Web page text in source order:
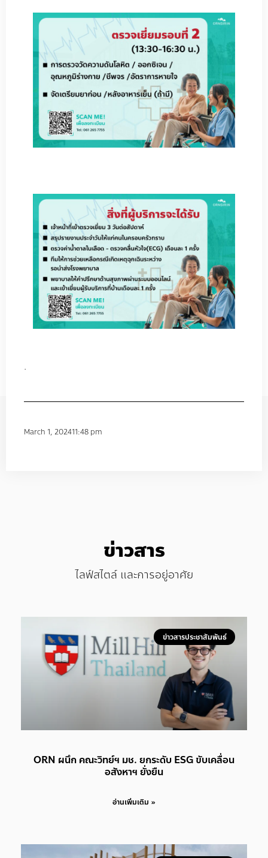
.
March 1, 202411:48 pm
ข่าวสาร
ไลฟ์สไตล์ และการอยู่อาศัย
ข่าวสารประชาสัมพันธ์
ORN ผนึก คณะวิทย์ฯ มช. ยกระดับ ESG ขับเคลื่อน
อสังหาฯ ยั่งยืน
อ่านเพิ่มเติม »